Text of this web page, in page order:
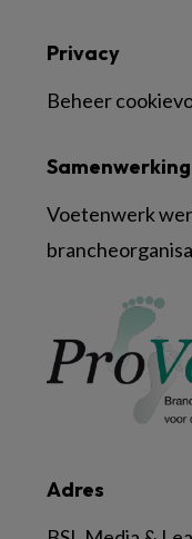
Adres
Samenwerking
Voetenwerk
Privacy
Beheer